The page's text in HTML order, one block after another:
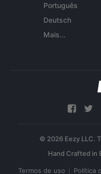
Português
Deutsch
Mais...
© 2026 Eezy LLC.
Termos de uso Política